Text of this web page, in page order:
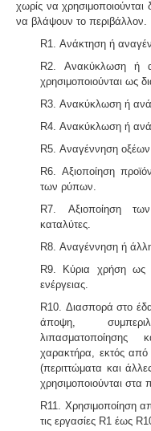
Σύστημα
πελατειακό κοινό
ISO. Αυτό είτε
(δημοπρασίες) ή
αποτελεί κανόνα
διαδικασία είναι η
χωρίς να
να βλάψουν το περιβάλλον.
R1. Ανάκτηση ή
R2. Ανακύκλωση ή
χρησιμοποιούνται ως
R3. Ανακύκλωση ή
R4. Ανακύκλωση ή
R5. Αναγέννηση
R6. Αξιοποίηση
των ρύπων.
R7. Αξιοποίηση
καταλύτες.
R8. Αναγέννηση ή
R9. Κύρια χρήση
ενέργειας.
R10. Διασπορά στο
άποψη,
λιπασματοποίησης
χαρακτήρα, εκτός
(περιττώματα και
χρησιμοποιούνται στα
R11. Χρησιμοποίηση
τις εργασίες R1 έως